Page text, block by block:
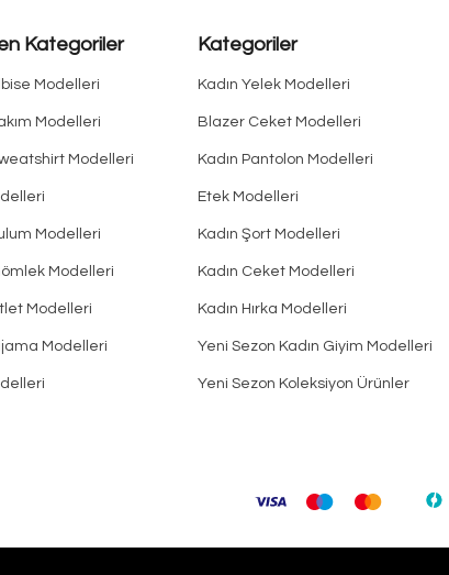
Kategoriler
Modelleri
Modelleri
Modelleri
Modelleri
Modelleri
Modelleri
Modelleri
Kategoriler
Kadın Yelek Modelleri
Blazer Ceket Modelleri
Kadın Pantolon Modelleri
Etek Modelleri
Kadın Şort Modelleri
Kadın Ceket Modelleri
Kadın Hırka Modelleri
Yeni Sezon Kadın Giyim Modelleri
Yeni Sezon Koleksiyon Ürünler